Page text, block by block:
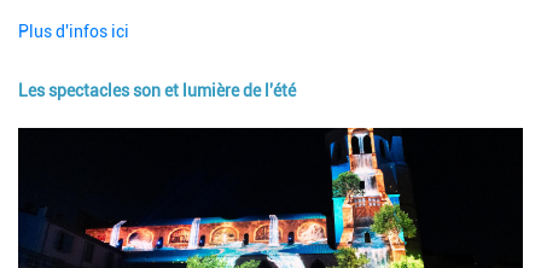
Plus d'infos ici
Les spectacles son et lumière de l'été